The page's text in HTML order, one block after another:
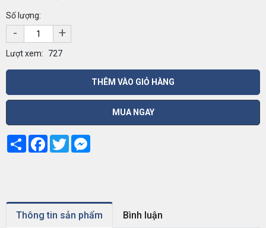
Số lượng:
- +
Lượt xem: 727
THÊM VÀO GIỎ HÀNG
MUA NGAY
Share Facebook
Twitter
Thông tin sản phẩm Bình luận